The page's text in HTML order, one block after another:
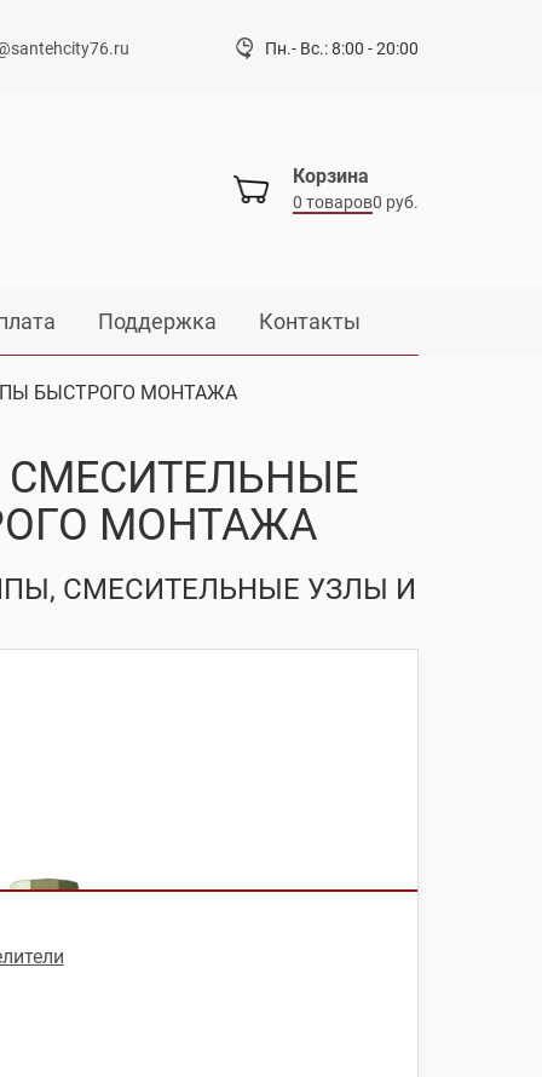
Пн.- Вс.: 8:00 - 20:00
Корзина
0 товаров0 руб.
Поддержка Контакты
БЫСТРОГО МОНТАЖА
МОНТАЖА
СМЕСИТЕЛЬНЫЕ УЗЛЫ И